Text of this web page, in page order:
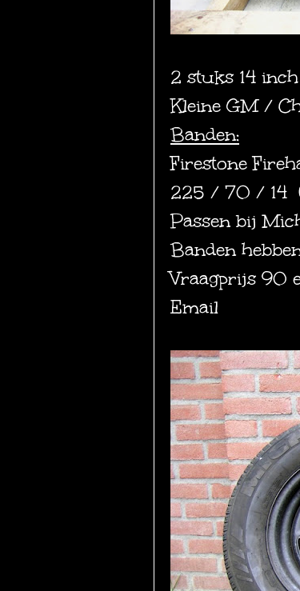
2 stuks 14
Kleine GM /
Banden:
Firestone
225 / 70 / 14
Passen bij
Banden
Vraagprijs 90
Email